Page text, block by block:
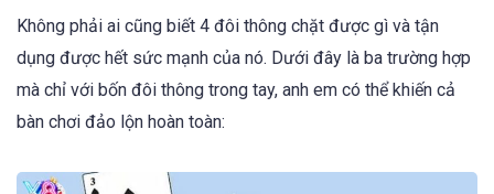
Không phải ai cũng biết 4 đôi thông chặt được gì và tận
dụng được hết sức mạnh của nó. Dưới đây là ba trường hợp
mà chỉ với bốn đôi thông trong tay, anh em có thể khiến cả
bàn chơi đảo lộn hoàn toàn: